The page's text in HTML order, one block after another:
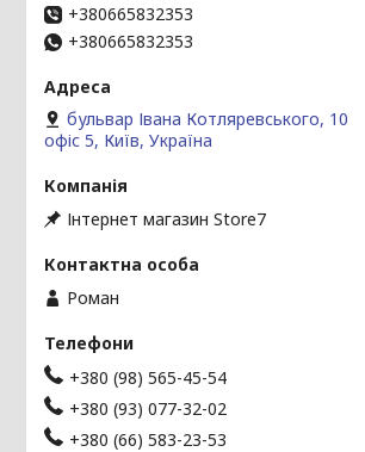
+380665832353
+380665832353
бульвар Івана Котляревського, 10
офіс 5, Київ, Україна
Інтернет магазин Store7
Роман
+380 (98) 565-45-54
+380 (93) 077-32-02
+380 (66) 583-23-53